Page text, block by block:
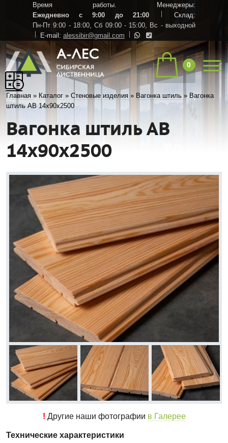
Время работы. Менеджеры:
Ежедневно с 9:00 до 21:00
Склад:
Пн-Пт 9:00 - 18:00, Сб 09:00 - 15:00, Вс - выходной
E-mail: alessibir@gmail.com
0
Главная » Каталог »Стеновые изделия » Вагонка штиль » Вагонка
штиль АВ 14х90х2500
Вагонка штиль АВ
14х90х2500
! Другие наши фотографии в Галерее
Технические характеристики